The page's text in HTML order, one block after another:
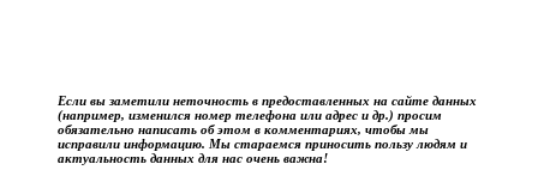
Если вы заметили неточность в предоставленных на сайте данных
(например, изменился номер телефона или адрес и др.) просим
обязательно написать об этом в комментариях, чтобы мы
исправили информацию. Мы стараемся приносить пользу людям и
актуальность данных для нас очень важна!